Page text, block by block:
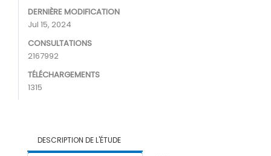
DERNIÈRE MODIFICATION
Jul 15, 2024
CONSULTATIONS
2167992
TÉLÉCHARGEMENTS
1315
DESCRIPTION DE L'ÉTUDE